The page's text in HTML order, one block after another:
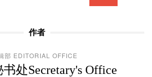
作者
部 EDITORIAL OFFICE
书处Secretary's Office